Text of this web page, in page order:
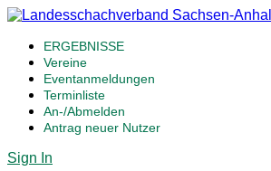
ERGEBNISSE
Vereine
Eventanmeldungen
Terminliste
An-/Abmelden
Antrag neuer Nutzer
Sign In